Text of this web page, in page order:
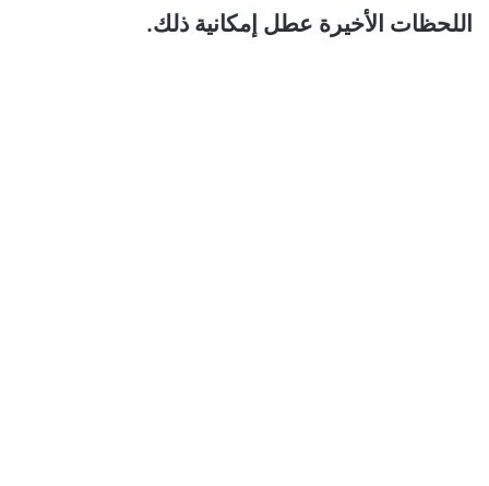
اللحظات الأخيرة عطل إمكانية ذلك.